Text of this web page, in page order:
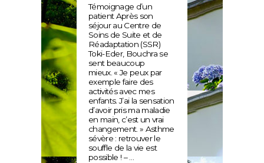
Témoignage d’un
patient Après son
séjour au Centre de
Soins de Suite et de
Réadaptation (SSR)
Toki-Eder, Bouchra se
sent beaucoup
mieux. « Je peux par
exemple faire des
activités avec mes
enfants. J’ai la sensation
d’avoir pris ma maladie
en main, c’est un vrai
changement. » Asthme
sévère : retrouver le
souffle de la vie est
possible ! – …